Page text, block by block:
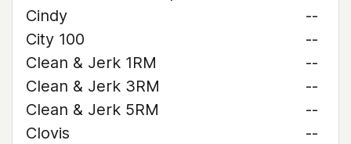
Cindy
--
City 100
--
Clean & Jerk 1RM
--
Clean & Jerk 3RM
--
Clean & Jerk 5RM
--
Clovis
--